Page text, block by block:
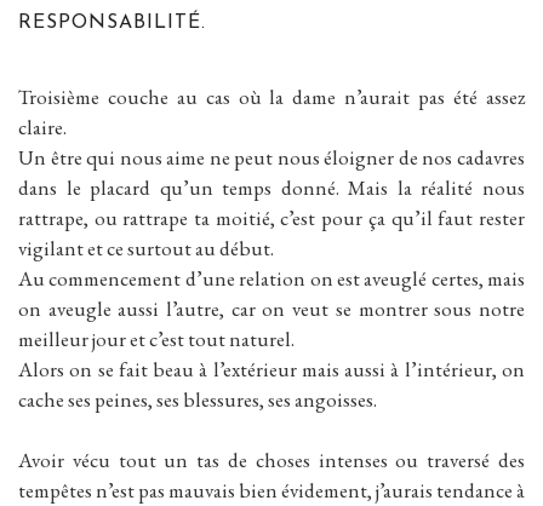
RESPONSABILITÉ.
Troisième couche au cas où la dame n’aurait pas été assez
claire.
Un être qui nous aime ne peut nous éloigner de nos cadavres
dans le placard qu’un temps donné. Mais la réalité nous
rattrape, ou rattrape ta moitié, c’est pour ça qu’il faut rester
vigilant et ce surtout au début.
Au commencement d’une relation on est aveuglé certes, mais
on aveugle aussi l’autre, car on veut se montrer sous notre
meilleur jour et c’est tout naturel.
Alors on se fait beau à l’extérieur mais aussi à l’intérieur, on
cache ses peines, ses blessures, ses angoisses.
Avoir vécu tout un tas de choses intenses ou traversé des
tempêtes n’est pas mauvais bien évidement, j’aurais tendance à